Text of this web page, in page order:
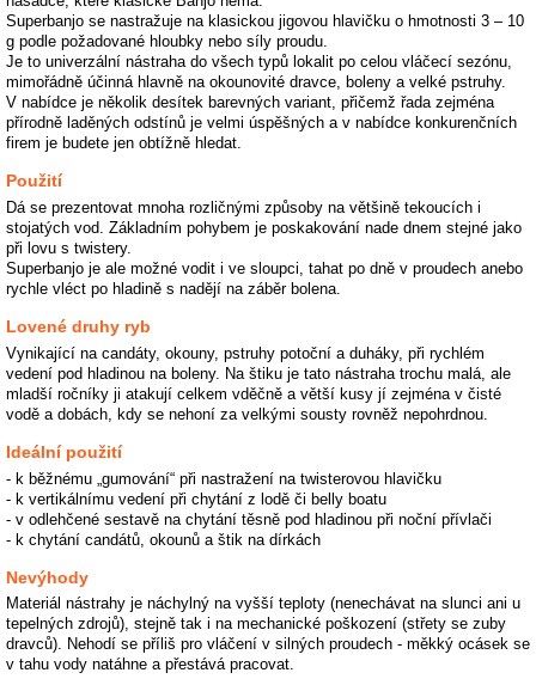
Superbanjo se nastražuje na klasickou jigovou hlavičku o hmotnosti 3 – 10
g podle požadované hloubky nebo síly proudu.
Je to univerzální nástraha do všech typů lokalit po celou vláčecí sezónu,
mimořádně účinná hlavně na okounovité dravce, boleny a velké pstruhy.
V nabídce je několik desítek barevných variant, přičemž řada zejména
přírodně laděných odstínů je velmi úspěšných a v nabídce konkurenčních
firem je budete jen obtížně hledat.
Použití
Dá se prezentovat mnoha rozličnými způsoby na většině tekoucích i
stojatých vod. Základním pohybem je poskakování nade dnem stejné jako
při lovu s twistery.
Superbanjo je ale možné vodit i ve sloupci, tahat po dně v proudech anebo
rychle vléct po hladině s nadějí na záběr bolena.
Lovené druhy ryb
Vynikající na candáty, okouny, pstruhy potoční a duháky, při rychlém
vedení pod hladinou na boleny. Na štiku je tato nástraha trochu malá, ale
mladší ročníky ji atakují celkem vděčně a větší kusy jí zejména v čisté
vodě a dobách, kdy se nehoní za velkými sousty rovněž nepohrdnou.
Ideální použití
- k běžnému „gumování“ při nastražení na twisterovou hlavičku
- k vertikálnímu vedení při chytání z lodě či belly boatu
- v odlehčené sestavě na chytání těsně pod hladinou při noční přívlači
- k chytání candátů, okounů a štik na dírkách
Nevýhody
Materiál nástrahy je náchylný na vyšší teploty (nenechávat na slunci ani u
tepelných zdrojů), stejně tak i na mechanické poškození (střety se zuby
dravců). Nehodí se příliš pro vláčení v silných proudech - měkký ocásek se
v tahu vody natáhne a přestává pracovat.